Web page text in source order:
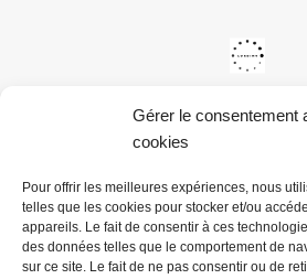
Gérer le consentement
cookies
Pour offrir les meilleures expériences, nous
telles que les cookies pour stocker et/ou
appareils. Le fait de consentir à ces
des données telles que le comportement de
sur ce site. Le fait de ne pas consentir ou de